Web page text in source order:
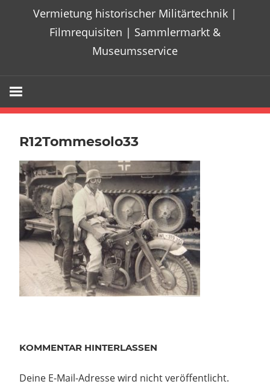
Vermietung historischer Militärtechnik |
Filmrequisiten | Sammlermarkt &
Museumsservice
R12Tommesolo33
KOMMENTAR HINTERLASSEN
Deine E-Mail-Adresse wird nicht veröffentlicht.